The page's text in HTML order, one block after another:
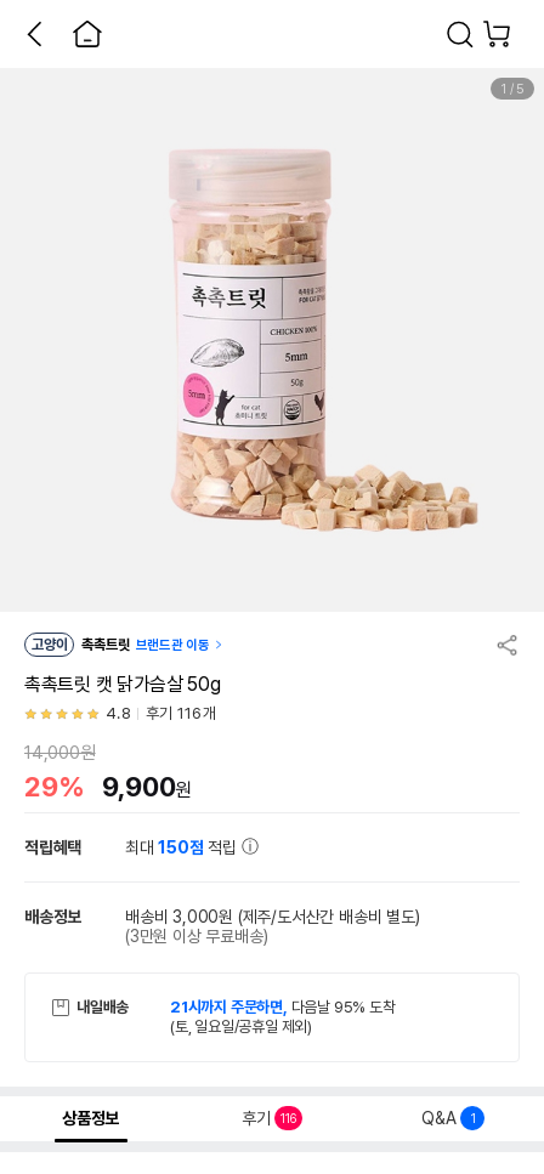
1 / 5
고양이 촉촉트릿 브랜드관 이동
촉촉트릿 캣 닭가슴살 50g
4.8 후기 116개
14,000원
29% 9,900원
적립혜택 최대150점 적립
배송정보 배송비 3,000원 (제주/도서산간 배송비 별도)
(3만원 이상 무료배송)
내일배송 21시까지 주문하면, 다음날 95% 도착
(토, 일요일/공휴일 제외)
상품정보 후기 116 Q&A 1